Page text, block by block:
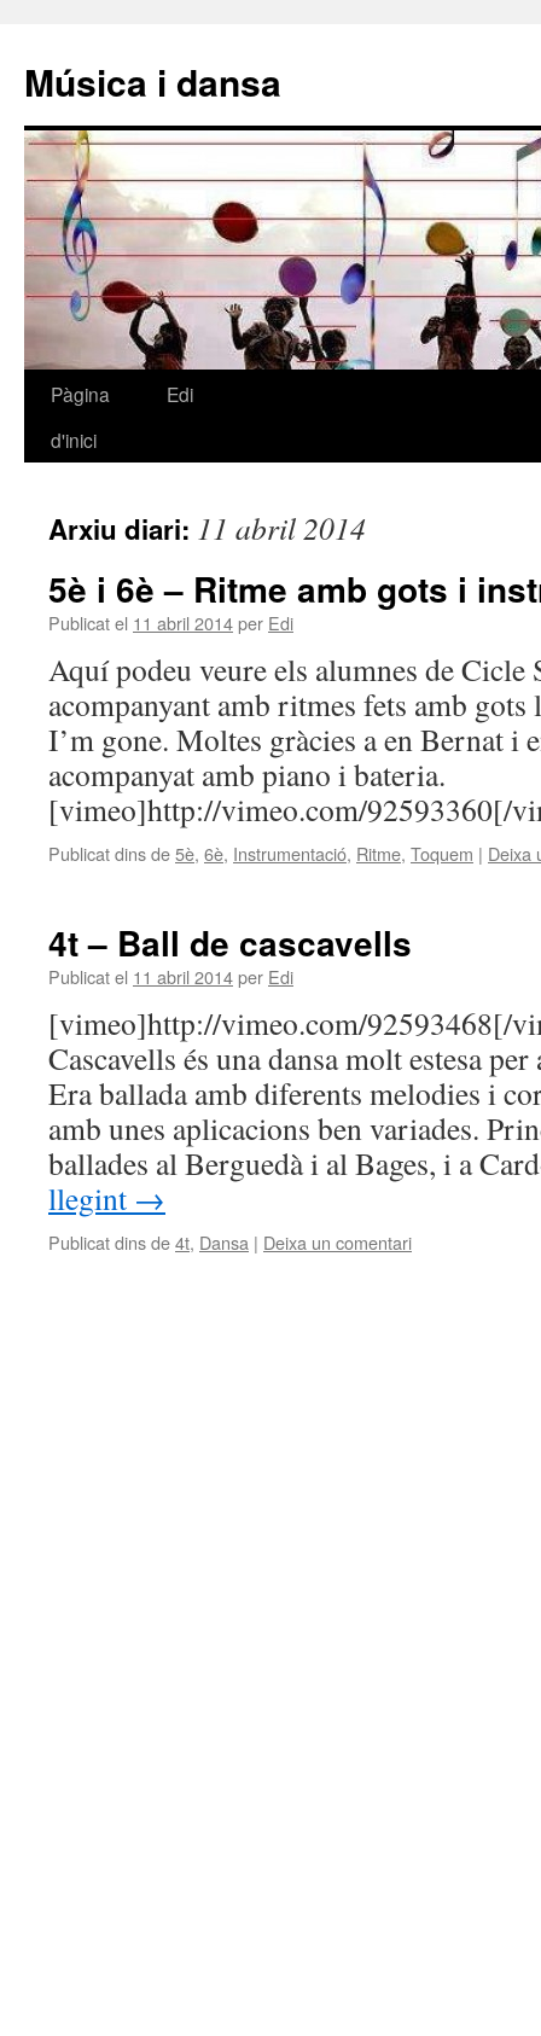
Música i dansa
Vés
Pàgina
d'inici
Edi
Arxiu diari: 11 abril 2014
5è i 6è – Ritme amb gots i
Publicat el 11 abril 2014per Edi
Aquí podeu veure els alumnes de Cicle
acompanyant amb ritmes fets amb
I’m gone. Moltes gràcies a en Bernat i
acompanyat amb piano i bateria.
[vimeo]http://vimeo.com/92593360[/
Publicat dins de5è, 6è, Instrumentació, Ritme, Toquem | Deixa
4t – Ball de cascavells
Publicat el 11 abril 2014per Edi
[vimeo]http://vimeo.com/92593468[/
Cascavells és una dansa molt estesa
Era ballada amb diferents melodies i
amb unes aplicacions ben variades.
ballades al Berguedà i al Bages, i a
llegint →
Publicat dins de4t, Dansa | Deixa un comentari